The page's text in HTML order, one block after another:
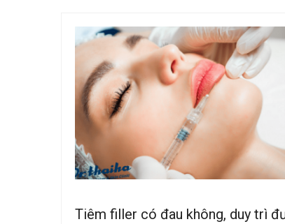
Tiêm filler có đau không, duy trì